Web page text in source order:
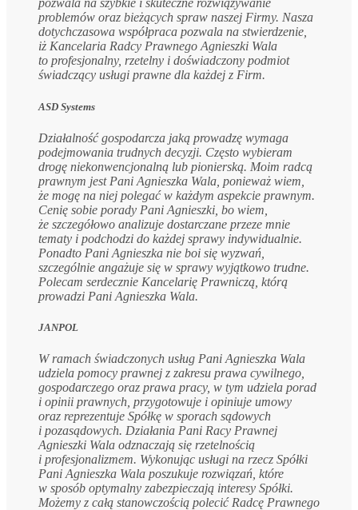
pozwala na szybkie i skuteczne rozwiązywanie
problemów oraz bieżących spraw naszej Firmy. Nasza
dotychczasowa współpraca pozwala na stwierdzenie,
iż Kancelaria Radcy Prawnego Agnieszki Wala
to profesjonalny, rzetelny i doświadczony podmiot
świadczący usługi prawne dla każdej z Firm.
ASD Systems
Działalność gospodarcza jaką prowadzę wymaga
podejmowania trudnych decyzji. Często wybieram
drogę niekonwencjonalną lub pionierską. Moim radcą
prawnym jest Pani Agnieszka Wala, ponieważ wiem,
że mogę na niej polegać w każdym aspekcie prawnym.
Cenię sobie porady Pani Agnieszki, bo wiem,
że szczegółowo analizuje dostarczane przeze mnie
tematy i podchodzi do każdej sprawy indywidualnie.
Ponadto Pani Agnieszka nie boi się wyzwań,
szczególnie angażuje się w sprawy wyjątkowo trudne.
Polecam serdecznie Kancelarię Prawniczą, którą
prowadzi Pani Agnieszka Wala.
JANPOL
W ramach świadczonych usług Pani Agnieszka Wala
udziela pomocy prawnej z zakresu prawa cywilnego,
gospodarczego oraz prawa pracy, w tym udziela porad
i opinii prawnych, przygotowuje i opiniuje umowy
oraz reprezentuje Spółkę w sporach sądowych
i pozasądowych. Działania Pani Racy Prawnej
Agnieszki Wala odznaczają się rzetelnością
i profesjonalizmem. Wykonując usługi na rzecz Spółki
Pani Agnieszka Wala poszukuje rozwiązań, które
w sposób optymalny zabezpieczają interesy Spółki.
Możemy z całą stanowczością polecić Radcę Prawnego